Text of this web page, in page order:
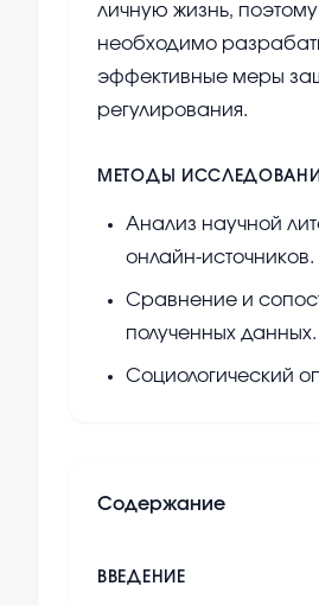
личную жизнь, поэтому
необходимо
эффективные меры
регулирования.
МЕТОДЫ
Анализ научной
онлайн-источников.
Сравнение и
полученных данных.
Социологический
Содержание
ВВЕДЕНИЕ